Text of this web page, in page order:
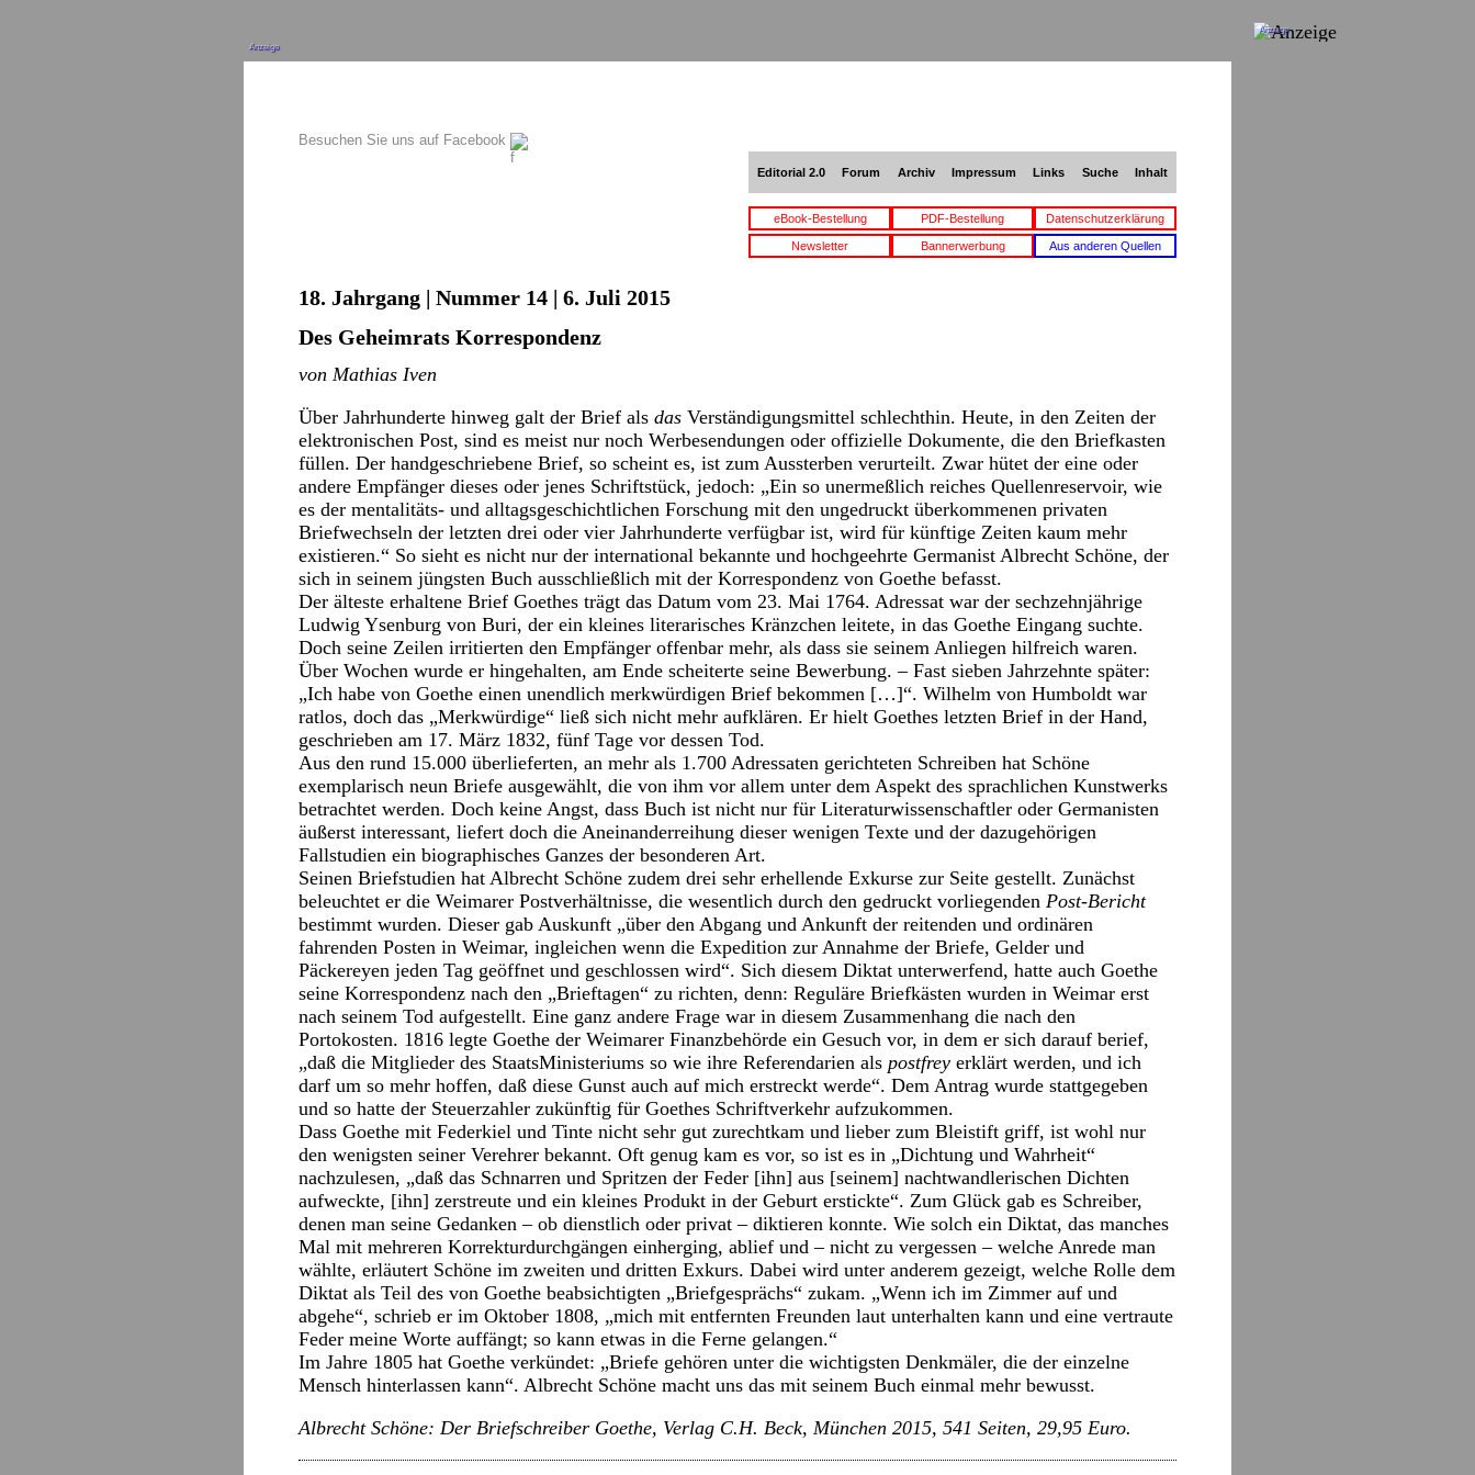
Anzeige
Besuchen Sie uns auf Facebook
Editorial 2.0 Forum Archiv Impressum Links Suche Inhalt
eBook-Bestellung PDF-Bestellung Datenschutzerklärung
Newsletter Bannerwerbung Aus anderen Quellen
18. Jahrgang | Nummer 14 | 6. Juli 2015
Des Geheimrats Korrespondenz
von Mathias Iven
Über Jahrhunderte hinweg galt der Brief als das Verständigungsmittel schlechthin. Heute, in den Zeiten der
elektronischen Post, sind es meist nur noch Werbesendungen oder offizielle Dokumente, die den Briefkasten
füllen. Der handgeschriebene Brief, so scheint es, ist zum Aussterben verurteilt. Zwar hütet der eine oder
andere Empfänger dieses oder jenes Schriftstück, jedoch: „Ein so unermeßlich reiches Quellenreservoir, wie
es der mentalitäts- und alltagsgeschichtlichen Forschung mit den ungedruckt überkommenen privaten
Briefwechseln der letzten drei oder vier Jahrhunderte verfügbar ist, wird für künftige Zeiten kaum mehr
existieren.“ So sieht es nicht nur der international bekannte und hochgeehrte Germanist Albrecht Schöne, der
sich in seinem jüngsten Buch ausschließlich mit der Korrespondenz von Goethe befasst.
Der älteste erhaltene Brief Goethes trägt das Datum vom 23. Mai 1764. Adressat war der sechzehnjährige
Ludwig Ysenburg von Buri, der ein kleines literarisches Kränzchen leitete, in das Goethe Eingang suchte.
Doch seine Zeilen irritierten den Empfänger offenbar mehr, als dass sie seinem Anliegen hilfreich waren.
Über Wochen wurde er hingehalten, am Ende scheiterte seine Bewerbung. – Fast sieben Jahrzehnte später:
„Ich habe von Goethe einen unendlich merkwürdigen Brief bekommen […]“. Wilhelm von Humboldt war
ratlos, doch das „Merkwürdige“ ließ sich nicht mehr aufklären. Er hielt Goethes letzten Brief in der Hand,
geschrieben am 17. März 1832, fünf Tage vor dessen Tod.
Aus den rund 15.000 überlieferten, an mehr als 1.700 Adressaten gerichteten Schreiben hat Schöne
exemplarisch neun Briefe ausgewählt, die von ihm vor allem unter dem Aspekt des sprachlichen Kunstwerks
betrachtet werden. Doch keine Angst, dass Buch ist nicht nur für Literaturwissenschaftler oder Germanisten
äußerst interessant, liefert doch die Aneinanderreihung dieser wenigen Texte und der dazugehörigen
Fallstudien ein biographisches Ganzes der besonderen Art.
Seinen Briefstudien hat Albrecht Schöne zudem drei sehr erhellende Exkurse zur Seite gestellt. Zunächst
beleuchtet er die Weimarer Postverhältnisse, die wesentlich durch den gedruckt vorliegenden Post-Bericht
bestimmt wurden. Dieser gab Auskunft „über den Abgang und Ankunft der reitenden und ordinären
fahrenden Posten in Weimar, ingleichen wenn die Expedition zur Annahme der Briefe, Gelder und
Päckereyen jeden Tag geöffnet und geschlossen wird“. Sich diesem Diktat unterwerfend, hatte auch Goethe
seine Korrespondenz nach den „Brieftagen“ zu richten, denn: Reguläre Briefkästen wurden in Weimar erst
nach seinem Tod aufgestellt. Eine ganz andere Frage war in diesem Zusammenhang die nach den
Portokosten. 1816 legte Goethe der Weimarer Finanzbehörde ein Gesuch vor, in dem er sich darauf berief,
„daß die Mitglieder des StaatsMinisteriums so wie ihre Referendarien als postfrey erklärt werden, und ich
darf um so mehr hoffen, daß diese Gunst auch auf mich erstreckt werde“. Dem Antrag wurde stattgegeben
und so hatte der Steuerzahler zukünftig für Goethes Schriftverkehr aufzukommen.
Dass Goethe mit Federkiel und Tinte nicht sehr gut zurechtkam und lieber zum Bleistift griff, ist wohl nur
den wenigsten seiner Verehrer bekannt. Oft genug kam es vor, so ist es in „Dichtung und Wahrheit“
nachzulesen, „daß das Schnarren und Spritzen der Feder [ihn] aus [seinem] nachtwandlerischen Dichten
aufweckte, [ihn] zerstreute und ein kleines Produkt in der Geburt erstickte“. Zum Glück gab es Schreiber,
denen man seine Gedanken – ob dienstlich oder privat – diktieren konnte. Wie solch ein Diktat, das manches
Mal mit mehreren Korrekturdurchgängen einherging, ablief und – nicht zu vergessen – welche Anrede man
wählte, erläutert Schöne im zweiten und dritten Exkurs. Dabei wird unter anderem gezeigt, welche Rolle dem
Diktat als Teil des von Goethe beabsichtigten „Briefgesprächs“ zukam. „Wenn ich im Zimmer auf und
abgehe“, schrieb er im Oktober 1808, „mich mit entfernten Freunden laut unterhalten kann und eine vertraute
Feder meine Worte auffängt; so kann etwas in die Ferne gelangen.“
Im Jahre 1805 hat Goethe verkündet: „Briefe gehören unter die wichtigsten Denkmäler, die der einzelne
Mensch hinterlassen kann“. Albrecht Schöne macht uns das mit seinem Buch einmal mehr bewusst.
Albrecht Schöne: Der Briefschreiber Goethe, Verlag C.H. Beck, München 2015, 541 Seiten, 29,95 Euro.
Anzeige